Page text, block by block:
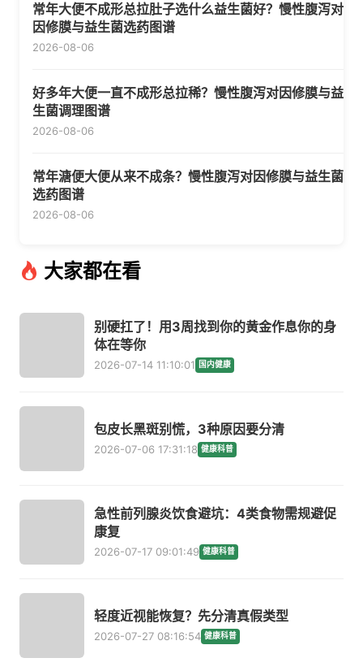
常年大便不成形总拉肚子选什么益生菌好？慢性腹泻对
因修膜与益生菌选药图谱
2026-08-06
好多年大便一直不成形总拉稀？慢性腹泻对因修膜与益
生菌调理图谱
2026-08-06
常年溏便大便从来不成条？慢性腹泻对因修膜与益生菌
选药图谱
2026-08-06
大家都在看
别硬扛了！用3周找到你的黄金作息你的身
体在等你
2026-07-14 11:10:01 国内健康
包皮长黑斑别慌，3种原因要分清
2026-07-06 17:31:18 健康科普
急性前列腺炎饮食避坑：4类食物需规避促
康复
2026-07-17 09:01:49 健康科普
轻度近视能恢复？先分清真假类型
2026-07-27 08:16:54 健康科普